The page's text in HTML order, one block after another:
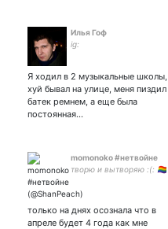
Илья Гоф
ig:
Я ходил в 2 музыкальные школы,
хуй бывал на улице, меня пиздил
батек ремнем, а еще была
постоянная…
momonoko #нетвойне
творю и вытворяю :(: 🏳‍🌈
только на днях осознала что в
апреле будет 4 года как мне